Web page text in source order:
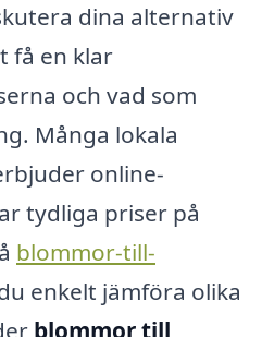
dina alternativ
få en klar
och vad som
Många lokala
online-
tydliga priser på
blommor-till-
enkelt jämföra olika